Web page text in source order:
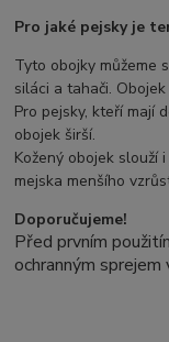
Pro jaké pejsky je
Tyto obojky můžeme
siláci a tahači.
Pro pejsky, kteří mají
obojek širší.
Kožený obojek slouží
mejska menšího
Doporučujeme!
Před prvním
ochranným